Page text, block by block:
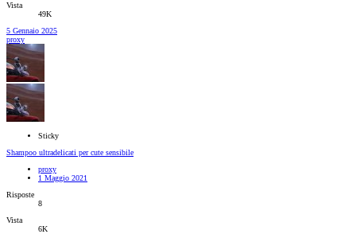
Vista
49K
5 Gennaio 2025
proxy
Sticky
Shampoo ultradelicati per cute sensibile
proxy
1 Maggio 2021
Risposte
8
Vista
6K